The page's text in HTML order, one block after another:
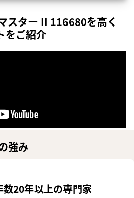
スター II 116680を高く
をご紹介
強み
20年以上の専門家